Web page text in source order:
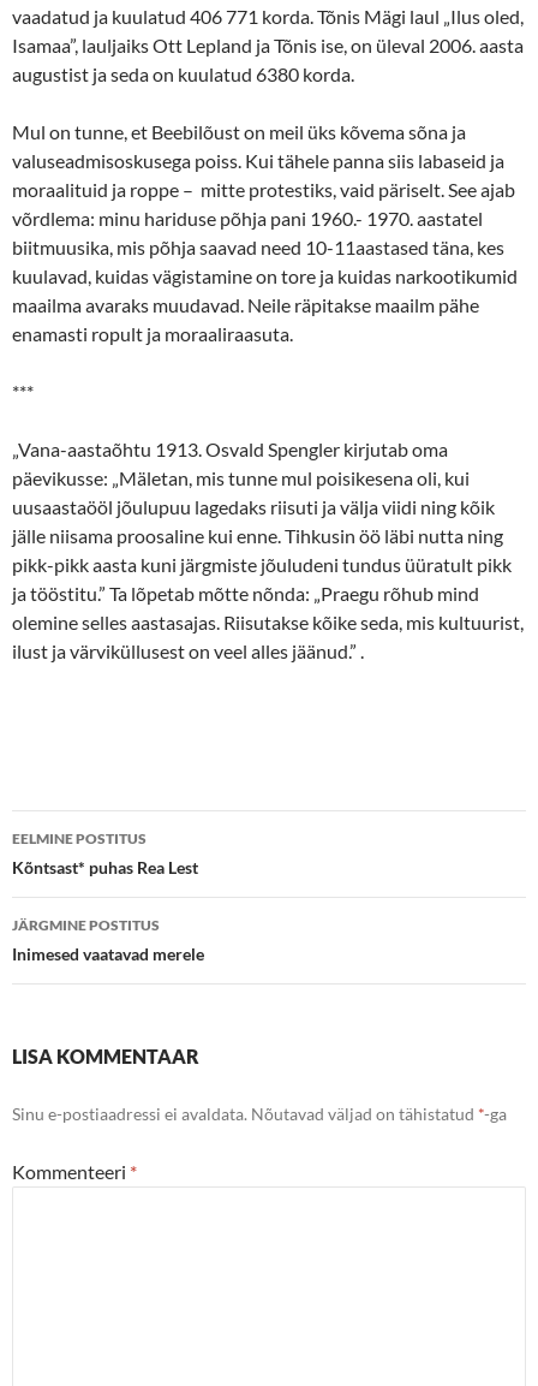
vaadatud ja kuulatud 406 771 korda. Tõnis Mägi laul „Ilus oled,
Isamaa”, lauljaiks Ott Lepland ja Tõnis ise, on üleval 2006. aasta
augustist ja seda on kuulatud 6380 korda.
Mul on tunne, et Beebilõust on meil üks kõvema sõna ja
valuseadmisoskusega poiss. Kui tähele panna siis labaseid ja
moraalituid ja roppe – mitte protestiks, vaid päriselt. See ajab
võrdlema: minu hariduse põhja pani 1960.- 1970. aastatel
biitmuusika, mis põhja saavad need 10-11aastased täna, kes
kuulavad, kuidas vägistamine on tore ja kuidas narkootikumid
maailma avaraks muudavad. Neile räpitakse maailm pähe
enamasti ropult ja moraaliraasuta.
***
„Vana-aastaõhtu 1913. Osvald Spengler kirjutab oma
päevikusse: „Mäletan, mis tunne mul poisikesena oli, kui
uusaastaööl jõulupuu lagedaks riisuti ja välja viidi ning kõik
jälle niisama proosaline kui enne. Tihkusin öö läbi nutta ning
pikk-pikk aasta kuni järgmiste jõuludeni tundus üüratult pikk
ja tööstitu.” Ta lõpetab mõtte nõnda: „Praegu rõhub mind
olemine selles aastasajas. Riisutakse kõike seda, mis kultuurist,
ilust ja värviküllusest on veel alles jäänud.” .
Postituste
töölaud
EELMINE POSTITUS
Kõntsast* puhas Rea Lest
JÄRGMINE POSTITUS
Inimesed vaatavad merele
LISA KOMMENTAAR
Sinu e-postiaadressi ei avaldata. Nõutavad väljad on tähistatud *-ga
Kommenteeri *